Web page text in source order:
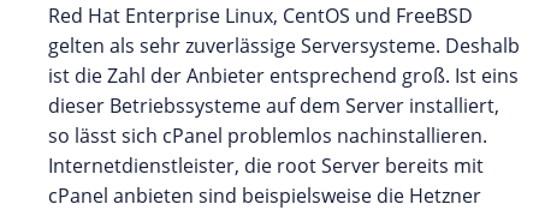
Red Hat Enterprise Linux, CentOS und FreeBSD
gelten als sehr zuverlässige Serversysteme. Deshalb
ist die Zahl der Anbieter entsprechend groß. Ist eins
dieser Betriebssysteme auf dem Server installiert,
so lässt sich cPanel problemlos nachinstallieren.
Internetdienstleister, die root Server bereits mit
cPanel anbieten sind beispielsweise die Hetzner